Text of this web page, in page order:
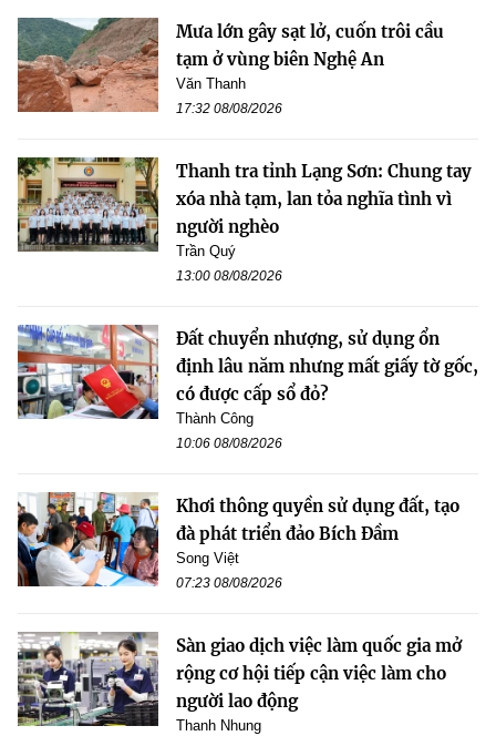
Mưa lớn gây sạt lở, cuốn trôi cầu
tạm ở vùng biên Nghệ An
Văn Thanh
17:32 08/08/2026
Thanh tra tỉnh Lạng Sơn: Chung tay
xóa nhà tạm, lan tỏa nghĩa tình vì
người nghèo
Trần Quý
13:00 08/08/2026
Đất chuyển nhượng, sử dụng ổn
định lâu năm nhưng mất giấy tờ gốc,
có được cấp sổ đỏ?
Thành Công
10:06 08/08/2026
Khơi thông quyền sử dụng đất, tạo
đà phát triển đảo Bích Đầm
Song Việt
07:23 08/08/2026
Sàn giao dịch việc làm quốc gia mở
rộng cơ hội tiếp cận việc làm cho
người lao động
Thanh Nhung